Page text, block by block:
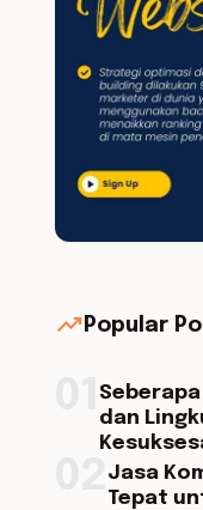
trending_up Popular
dan
Jasa
Tepat